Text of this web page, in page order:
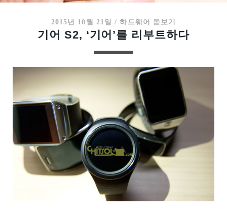
2015년 10월 21일 /하드웨어 돋보기
기어 S2, ‘기어’를 리부트하다